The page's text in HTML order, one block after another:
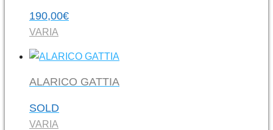
190,00€
VARIA
ALARICO GATTIA
SOLD
VARIA